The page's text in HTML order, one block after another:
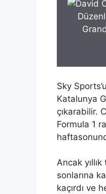
Sky
Katalunya
çıkarabilir.
Formula 1
Ancak
sonlarına
kaçırdı ve